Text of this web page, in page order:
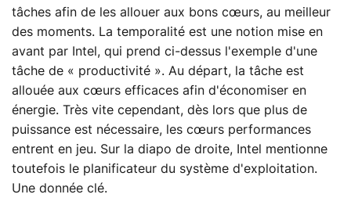
tâches afin de les allouer aux bons cœurs, au meilleur
des moments. La temporalité est une notion mise en
avant par Intel, qui prend ci-dessus l'exemple d'une
tâche de « productivité ». Au départ, la tâche est
allouée aux cœurs efficaces afin d'économiser en
énergie. Très vite cependant, dès lors que plus de
puissance est nécessaire, les cœurs performances
entrent en jeu. Sur la diapo de droite, Intel mentionne
toutefois le planificateur du système d'exploitation.
Une donnée clé.